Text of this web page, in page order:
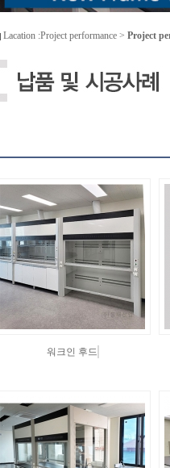
Lacation :Project performance > Project
워크인 후드